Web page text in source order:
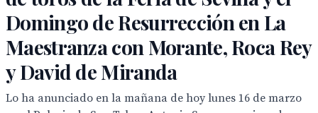
Domingo de Resurrección en La
Maestranza con Morante, Roca Rey
y David de Miranda
Lo ha anunciado en la mañana de hoy lunes 16 de marzo